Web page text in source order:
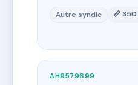
Autre syndic 📏
AH9579699